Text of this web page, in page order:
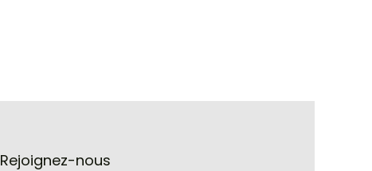
Rejoignez-nous